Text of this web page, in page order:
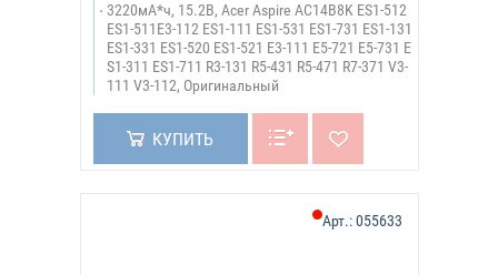
3220мА*ч, 15.2В, Acer Aspire AC14B8K ES1-512
ES1-511E3-112 ES1-111 ES1-531 ES1-731 ES1-131
ES1-331 ES1-520 ES1-521 E3-111 E5-721 E5-731 E
S1-311 ES1-711 R3-131 R5-431 R5-471 R7-371 V3-
111 V3-112, Оригинальный
КУПИТЬ
Арт.:055633